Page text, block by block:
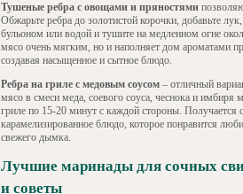
Тушеные ребра с овощами и пряностями
Обжарьте ребра до золотистой корочки, добавьте
бульоном или водой и тушите на медленном огне
мясо очень мягким, но и наполняет дом ароматами
создавая насыщенное и сытное блюдо.
Ребра на гриле с медовым соусом – отличный
мясо в смеси меда, соевого соуса, чеснока и имбиря
гриле по 15-20 минут с каждой стороны. Получается
карамелизированное блюдо, которое понравится
свежего дымка.
Лучшие маринады для сочных
и советы